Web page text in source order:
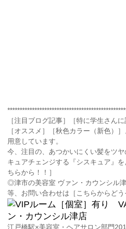
［注目ブログ記事］［特に学生さん
［オススメ］［秋色カラー（新色）
用意しています。
今、注目の、あつかいにくい髪をツ
キュアチェンジする『シスキュア』
ちらから！！］
◎津市の美容室 ヴァン・カウンシル
等、お問い合わせは［こちらからどう
江戸橋駅×美容室・ヘアサロン部門